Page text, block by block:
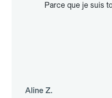
Parce que je suis
Aline Z.